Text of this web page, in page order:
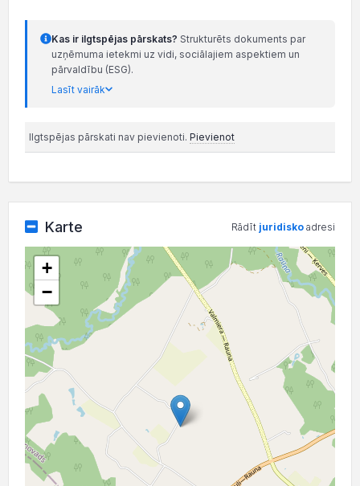
Kas ir ilgtspējas pārskats? Strukturēts dokuments par
uzņēmuma ietekmi uz vidi, sociālajiem aspektiem un
pārvaldību (ESG).
Lasīt vairāk
Ilgtspējas pārskati nav pievienoti. Pievienot
Karte Rādīt juridisko adresi
+
−